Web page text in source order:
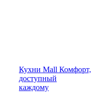
Кухни Mall Комфорт,
доступный
каждому